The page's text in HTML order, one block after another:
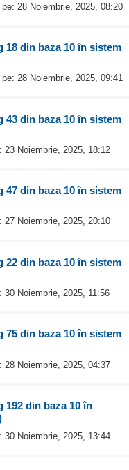
28 Noiembrie, 2025, 08:20
din baza 10 în sistem
28 Noiembrie, 2025, 09:41
din baza 10 în sistem
Noiembrie, 2025, 18:12
din baza 10 în sistem
Noiembrie, 2025, 20:10
din baza 10 în sistem
Noiembrie, 2025, 11:56
din baza 10 în sistem
Noiembrie, 2025, 04:37
din baza 10 în
Noiembrie, 2025, 13:44